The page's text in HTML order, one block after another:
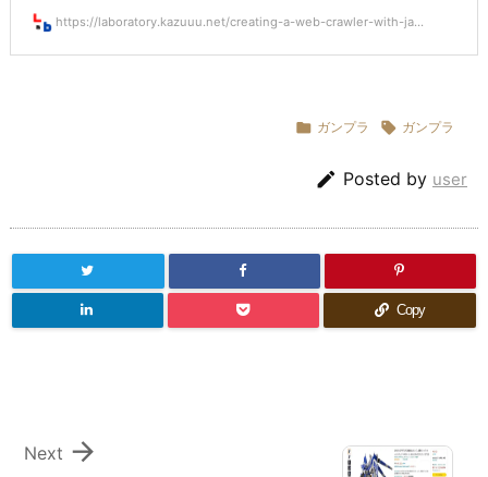
https://laboratory.kazuuu.net/creating-a-web-crawler-with-ja...
 ガンプラ  ガンプラ
 Posted by user
Copy

Next